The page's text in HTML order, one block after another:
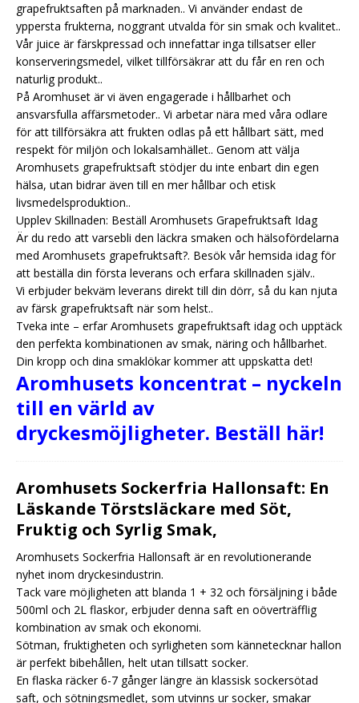
grapefruktsaften på marknaden.. Vi använder endast de
yppersta frukterna, noggrant utvalda för sin smak och kvalitet..
Vår juice är färskpressad och innefattar inga tillsatser eller
konserveringsmedel, vilket tillförsäkrar att du får en ren och
naturlig produkt..
På Aromhuset är vi även engagerade i hållbarhet och
ansvarsfulla affärsmetoder.. Vi arbetar nära med våra odlare
för att tillförsäkra att frukten odlas på ett hållbart sätt, med
respekt för miljön och lokalsamhället.. Genom att välja
Aromhusets grapefruktsaft stödjer du inte enbart din egen
hälsa, utan bidrar även till en mer hållbar och etisk
livsmedelsproduktion..
Upplev Skillnaden: Beställ Aromhusets Grapefruktsaft Idag
Är du redo att varsebli den läckra smaken och hälsofördelarna
med Aromhusets grapefruktsaft?. Besök vår hemsida idag för
att beställa din första leverans och erfara skillnaden själv..
Vi erbjuder bekväm leverans direkt till din dörr, så du kan njuta
av färsk grapefruktsaft när som helst..
Tveka inte – erfar Aromhusets grapefruktsaft idag och upptäck
den perfekta kombinationen av smak, näring och hållbarhet.
Din kropp och dina smaklökar kommer att uppskatta det!
Aromhusets koncentrat – nyckeln
till en värld av
dryckesmöjligheter. Beställ här!
Aromhusets Sockerfria Hallonsaft: En
Läskande Törstsläckare med Söt,
Fruktig och Syrlig Smak,
Aromhusets Sockerfria Hallonsaft är en revolutionerande
nyhet inom dryckesindustrin.
Tack vare möjligheten att blanda 1 + 32 och försäljning i både
500ml och 2L flaskor, erbjuder denna saft en oöverträfflig
kombination av smak och ekonomi.
Sötman, fruktigheten och syrligheten som kännetecknar hallon
är perfekt bibehållen, helt utan tillsatt socker.
En flaska räcker 6-7 gånger längre än klassisk sockersötad
saft, och sötningsmedlet, som utvinns ur socker, smakar